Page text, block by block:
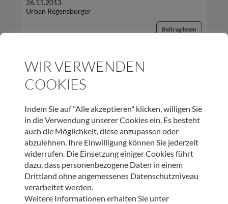
26.11.2013
Urban Regensburger
Beitrag lesen
UNSER NEWSLETTER:
ANMELDEN
WIR VERWENDEN
COOKIES
Indem Sie auf "Alle akzeptieren" klicken, willigen Sie
in die Verwendung unserer Cookies ein. Es besteht
auch die Möglichkeit, diese anzupassen oder
abzulehnen. Ihre Einwilligung können Sie jederzeit
widerrufen. Die Einsetzung einiger Cookies führt
dazu, dass personenbezogene Daten in einem
Drittland ohne angemessenes Datenschutzniveau
verarbeitet werden.
Weitere Informationen erhalten Sie unter